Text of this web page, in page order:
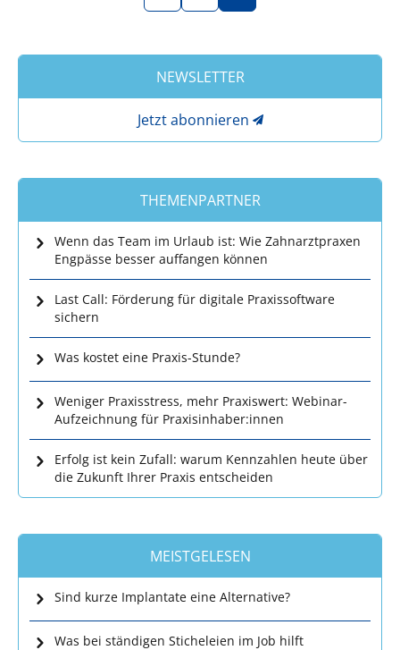
NEWSLETTER
Jetzt abonnieren
THEMENPARTNER
Wenn das Team im Urlaub ist: Wie Zahnarztpraxen
Engpässe besser auffangen können
Last Call: Förderung für digitale Praxissoftware
sichern
Was kostet eine Praxis-Stunde?
Weniger Praxisstress, mehr Praxiswert: Webinar-
Aufzeichnung für Praxisinhaber:innen
Erfolg ist kein Zufall: warum Kennzahlen heute über
die Zukunft Ihrer Praxis entscheiden
MEISTGELESEN
Sind kurze Implantate eine Alternative?
Was bei ständigen Sticheleien im Job hilft